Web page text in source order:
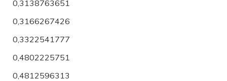
0,3138763651
0,3166267426
0,3322541777
0,4802225751
0,4812596313